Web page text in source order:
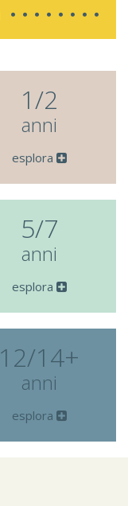
1/2
anni
esplora
5/7
anni
esplora
12/14+
anni
esplora